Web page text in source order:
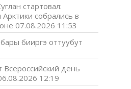
стартовал:
собрались в
07.08.2026 11:53
бииргэ оттуубут
Всероссийский день
12:19